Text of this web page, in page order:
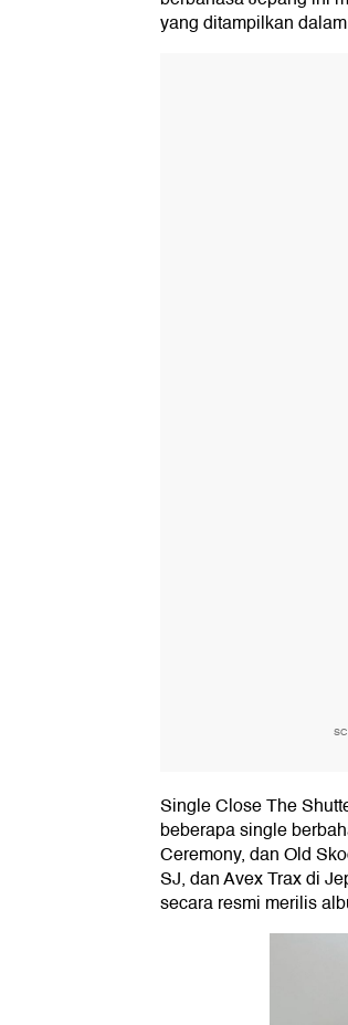
yang ditampilkan
Single Close The
beberapa single
Ceremony, dan Old
SJ, dan Avex Trax di
secara resmi merilis